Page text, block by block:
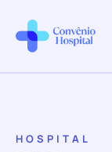
HOSPITAL